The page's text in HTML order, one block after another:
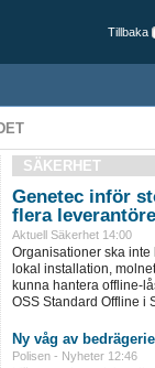
Tillbaka
SÄKERHET
Genetec inför
flera
Aktuell Säkerhet 14:00
Organisationer ska
lokal installation,
kunna hantera offline-
OSS Standard Offline i
Ny våg av
Polisen - Nyheter 12:46